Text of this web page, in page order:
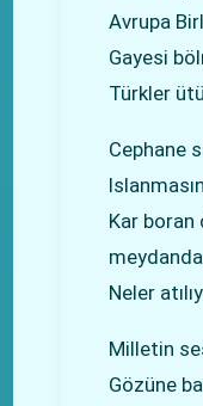
Avrupa
Gayesi
Türkler
Cephane
Kar boran
meydanda
Neler
Milletin
Gözüne